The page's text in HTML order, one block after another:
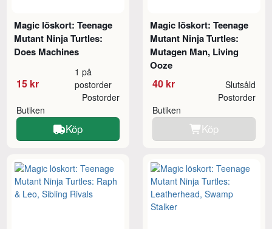
Magic löskort: Teenage
Mutant Ninja Turtles:
Does Machines
15 kr
1 på
postorder
Butiken
Postorder
Köp
Magic löskort: Teenage
Mutant Ninja Turtles:
Mutagen Man, Living
Ooze
40 kr Slutsåld
Butiken
Postorder
Köp